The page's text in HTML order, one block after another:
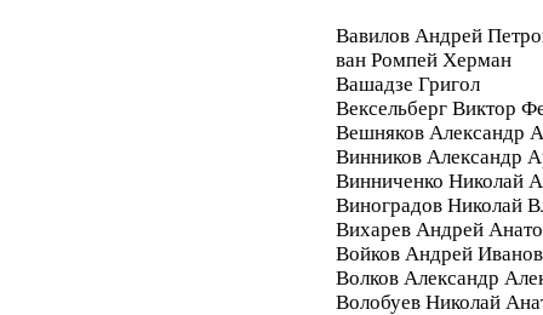
Вавилов Андрей
ван Ромпей Херман
Вашадзе Григол
Вексельберг Виктор
Вешняков Александр
Винников Александр
Винниченко Николай
Виноградов Николай
Вихарев Андрей
Войков Андрей
Волков Александр
Волобуев Николай